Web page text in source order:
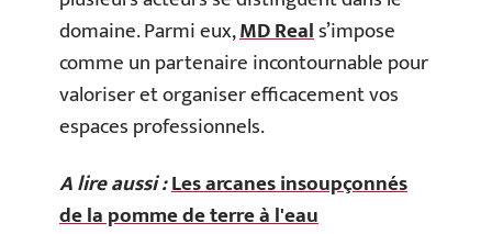
domaine. Parmi eux,MD Reals’impose
comme un partenaire incontournable pour
valoriser et organiser efficacement vos
espaces professionnels.
A lire aussi :Les arcanes insoupçonnés
de la pomme de terre à l'eau